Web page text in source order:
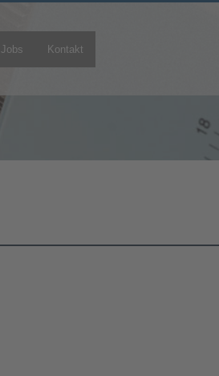
Jobs Kontakt